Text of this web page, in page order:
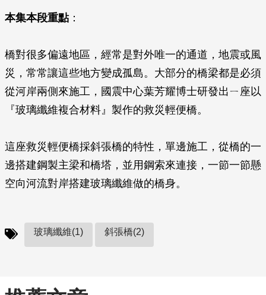
本集本段重點：
橋對很多偏遠地區，經常是對外唯一的通道，地震或風
災，常常讓這些地方變成孤島。大部分的橋梁都是必須
從河岸兩側來施工，國震中心葉芳耀博士研發出ㄧ座以
『玻璃纖維複合材料』製作的救災輕便橋。
這座救災輕便橋採斜張橋的特性，單邊施工，從橋的一
邊搭建鋼製主梁和橋塔，並用鋼索來連接，一節一節懸
空向河流對岸搭建玻璃纖維做的橋身。
玻璃纖維(1) 斜張橋(2)